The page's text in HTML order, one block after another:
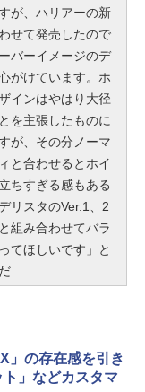
が、ハリアーの新
せて発売したので
バーイメージのデ
がけています。ホ
インはやはり大径
を主張したものに
が、その分ノーマ
と合わせるとホイ
ちすぎる感もある
リスタのVer.1、2
組み合わせてバラ
てほしいです」と
」の存在感を引き
」などカスタマ